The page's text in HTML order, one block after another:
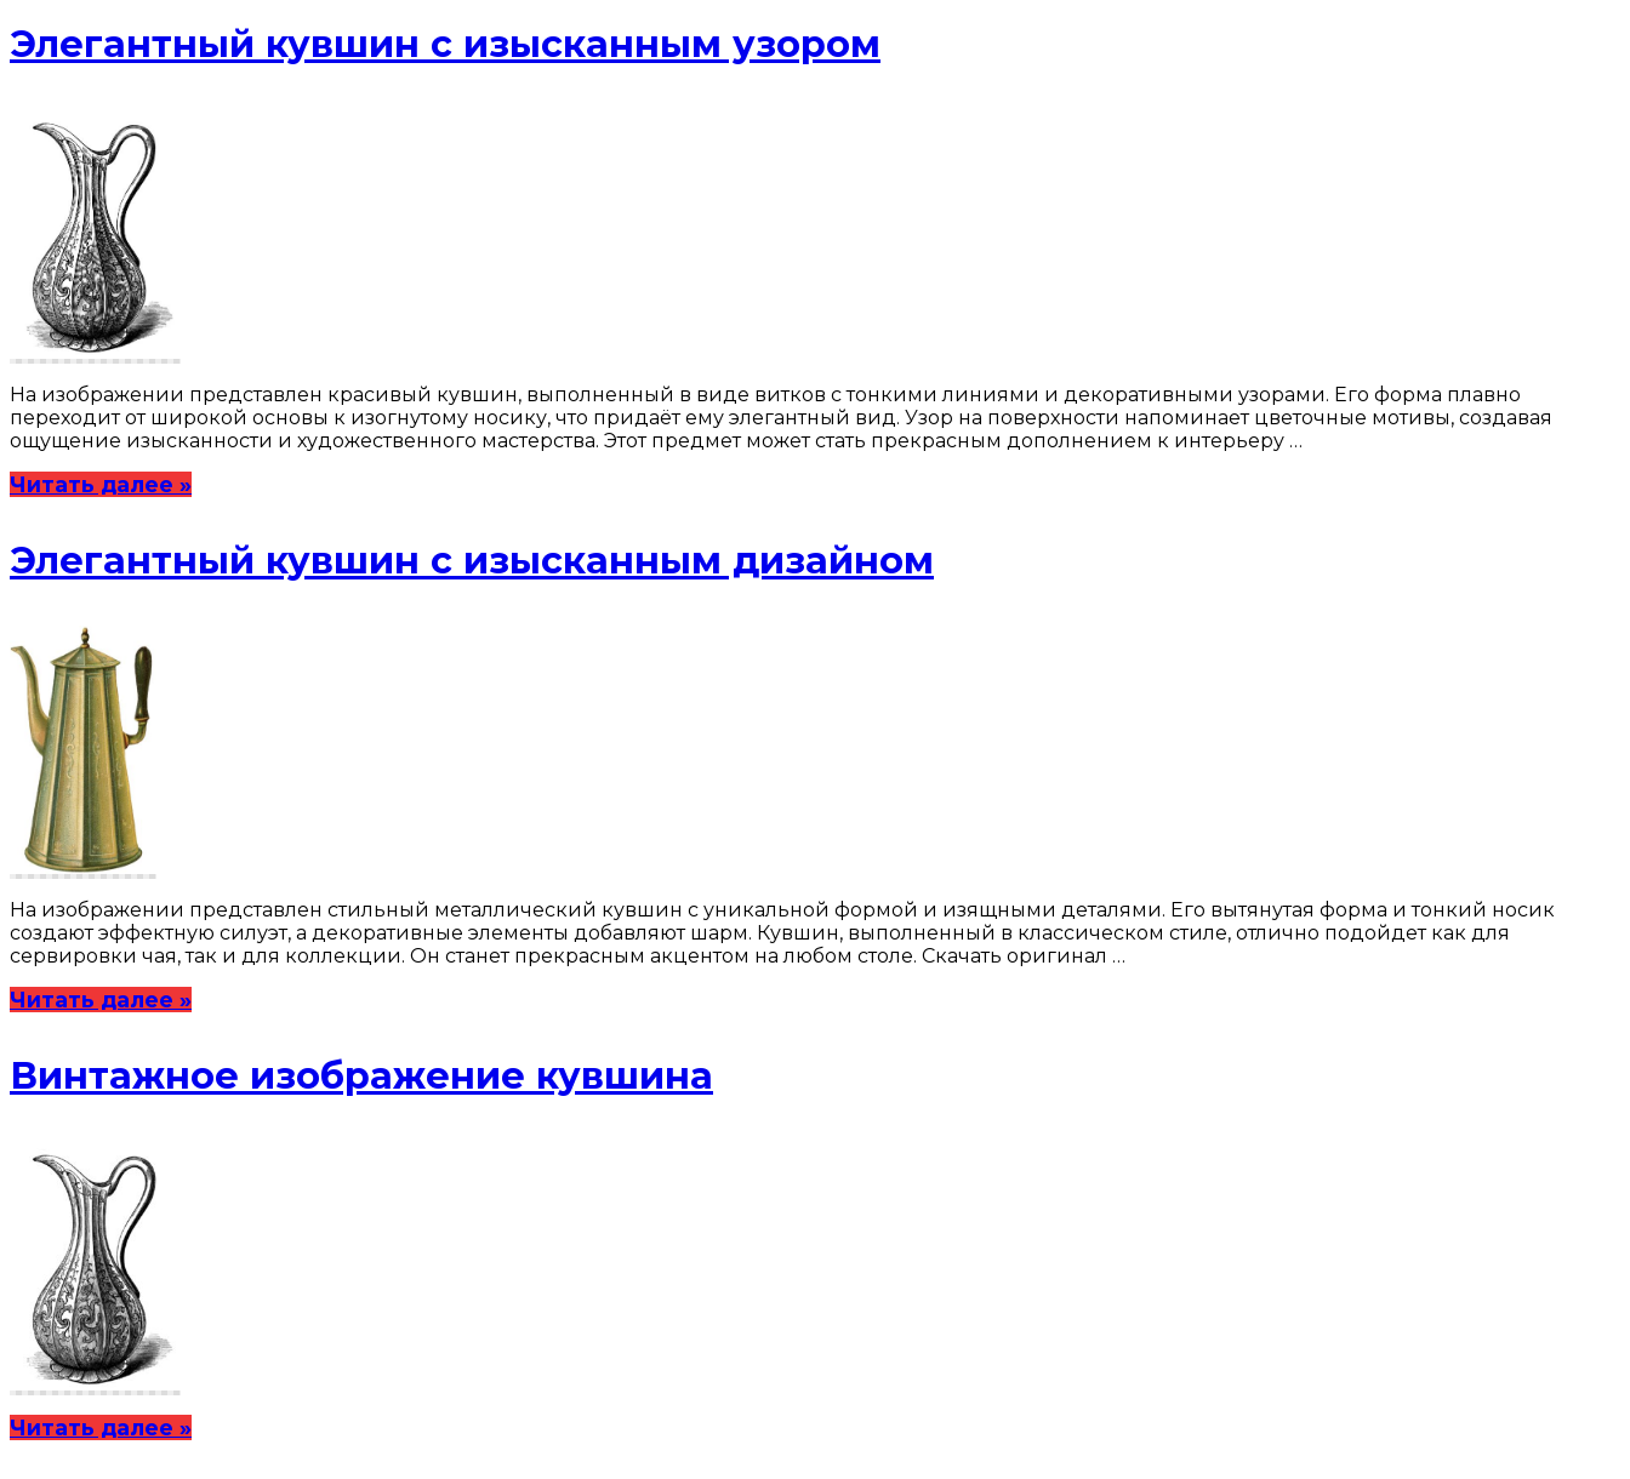
Элегантный кувшин с изысканным узором
На изображении представлен красивый кувшин, выполненный в виде витков с тонкими линиями и декоративными узорами. Его форма плавно
переходит от широкой основы к изогнутому носику, что придаёт ему элегантный вид. Узор на поверхности напоминает цветочные мотивы, создавая
ощущение изысканности и художественного мастерства. Этот предмет может стать прекрасным дополнением к интерьеру …
Читать далее »
Элегантный кувшин с изысканным дизайном
На изображении представлен стильный металлический кувшин с уникальной формой и изящными деталями. Его вытянутая форма и тонкий носик
создают эффектную силуэт, а декоративные элементы добавляют шарм. Кувшин, выполненный в классическом стиле, отлично подойдет как для
сервировки чая, так и для коллекции. Он станет прекрасным акцентом на любом столе. Скачать оригинал …
Читать далее »
Винтажное изображение кувшина
Читать далее »